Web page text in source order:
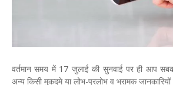
वर्तमान समय में 17 जुलाई की सुनवाई पर ही आप सबका
अन्य किसी मुकदमे या लोभ-प्रलोभ व भ्रामक जानकारियों